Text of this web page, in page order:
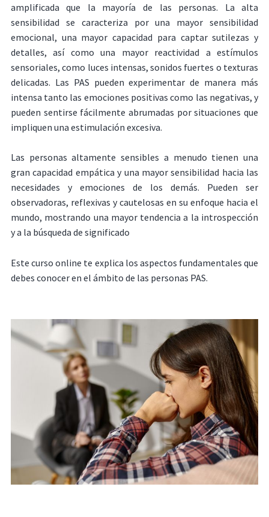
amplificada que la mayoría de las personas. La alta
sensibilidad se caracteriza por una mayor sensibilidad
emocional, una mayor capacidad para captar sutilezas y
detalles, así como una mayor reactividad a estímulos
sensoriales, como luces intensas, sonidos fuertes o texturas
delicadas. Las PAS pueden experimentar de manera más
intensa tanto las emociones positivas como las negativas, y
pueden sentirse fácilmente abrumadas por situaciones que
impliquen una estimulación excesiva.
Las personas altamente sensibles a menudo tienen una
gran capacidad empática y una mayor sensibilidad hacia las
necesidades y emociones de los demás. Pueden ser
observadoras, reflexivas y cautelosas en su enfoque hacia el
mundo, mostrando una mayor tendencia a la introspección
y a la búsqueda de significado
Este curso online te explica los aspectos fundamentales que
debes conocer en el ámbito de las personas PAS.